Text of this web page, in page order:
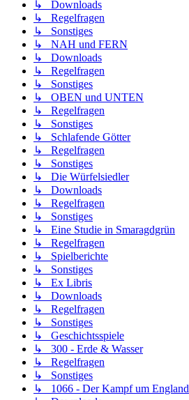
↳ Downloads
↳ Regelfragen
↳ Sonstiges
↳ NAH und FERN
↳ Downloads
↳ Regelfragen
↳ Sonstiges
↳ OBEN und UNTEN
↳ Regelfragen
↳ Sonstiges
↳ Schlafende Götter
↳ Regelfragen
↳ Sonstiges
↳ Die Würfelsiedler
↳ Downloads
↳ Regelfragen
↳ Sonstiges
↳ Eine Studie in Smaragdgrün
↳ Regelfragen
↳ Spielberichte
↳ Sonstiges
↳ Ex Libris
↳ Downloads
↳ Regelfragen
↳ Sonstiges
↳ Geschichtsspiele
↳ 300 - Erde & Wasser
↳ Regelfragen
↳ Sonstiges
↳ 1066 - Der Kampf um England